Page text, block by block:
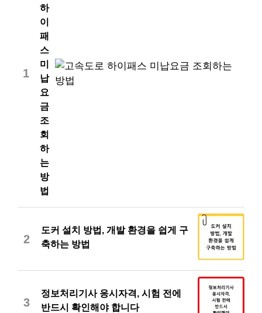
1
하
이
패
스
미
납
요
금
조
회
하
는
방
법
2
도커 설치 방법, 개발 환경을 쉽게 구
축하는 방법
3
정보처리기사 응시자격, 시험 전에
반드시 확인해야 합니다